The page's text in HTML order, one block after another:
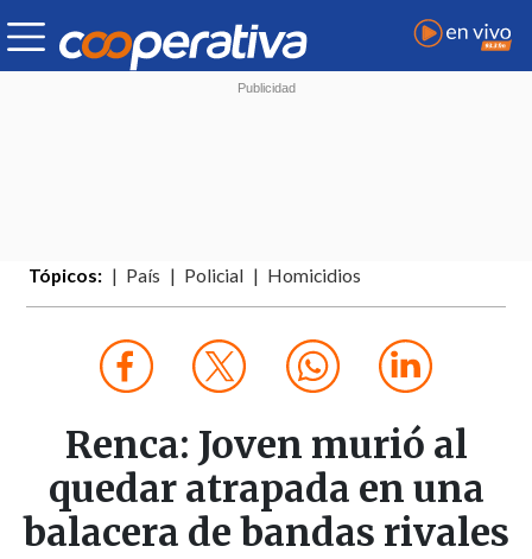
Tópicos: País Policial Homicidios
Renca: Joven murió al
quedar atrapada en una
balacera de bandas rivales